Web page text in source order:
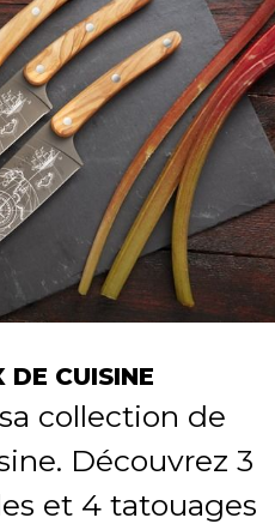
DE CUISINE
collection de
Découvrez 3
et 4 tatouages